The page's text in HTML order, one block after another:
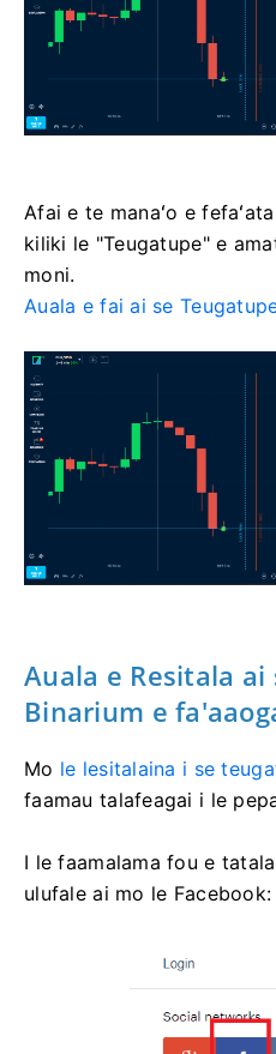
Afai e te manaʻo e
kiliki le "Teugatupe" e
moni.
Auala e fai ai se
Auala e Resitala ai
Binarium e
Mo le lesitalaina i se
faamau talafeagai i le
I le faamalama fou e
ulufale ai mo le Facebook: